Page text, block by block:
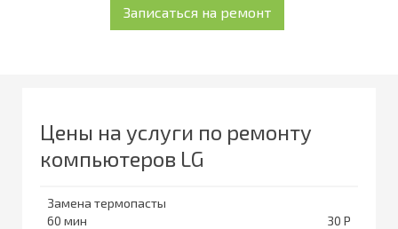
Цены на услуги по ремонту
компьютеров LG
Замена термопасты
60
30